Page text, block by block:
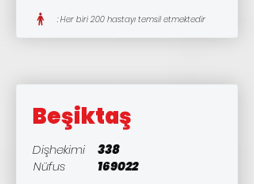
: Her biri 200 hastayı temsil etmektedir
Beşiktaş
Dişhekimi
338
Nüfus
169022